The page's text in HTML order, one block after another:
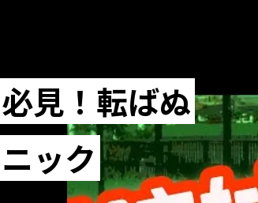
見！転ばぬ
ック